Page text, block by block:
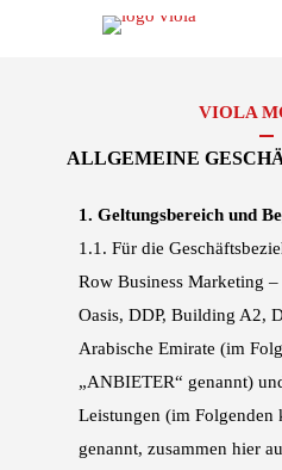
VIOLA
ALLGEMEINE
1. Geltungsbereich und
1.1. Für die
Row Business Marketing
Oasis, DDP, Building A2,
Arabische Emirate (im
„ANBIETER“ genannt)
Leistungen (im Folgenden
genannt, zusammen hier